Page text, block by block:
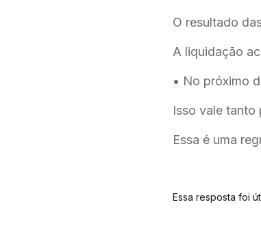
O resultado
A liquidação
• No próximo
Isso vale tanto
Essa é uma
Essa resposta foi